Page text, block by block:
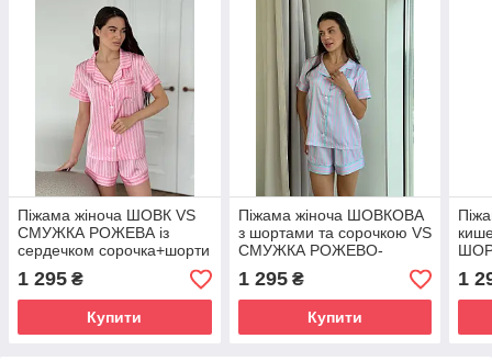
Піжама жіноча ШОВК VS
СМУЖКА РОЖЕВА із
сердечком сорочка+шорти
052/21
1 295 ₴
Купити
Піжама жіноча ШОВКОВА
з шортами та сорочкою VS
СМУЖКА РОЖЕВО-
БЛАКИТНА 052/21
1 295₴
Купити
1